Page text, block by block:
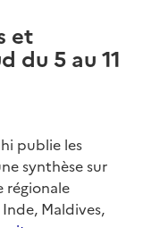
et
du 5 au 11
publie les
synthèse sur
régionale
Maldives,